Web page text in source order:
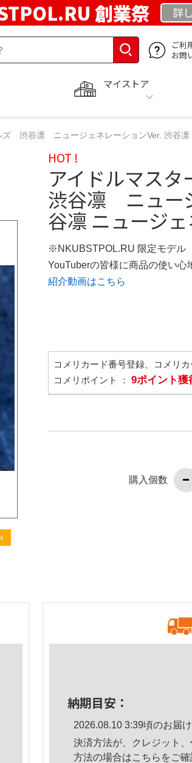
創業祭 詳
ご利
お問
マイストア
ズ 渋谷凛 ニュージェネレーションVer. 渋谷凛
HOT !
アイドルマス
渋谷凛 ニュー
谷凛 ニュージ
※NKUBSTPOL.RU 限定モデル
YouTuberの皆様に商品の使い心
紹介動画はこちら
コメリカード番号登録、コメリ
コメリポイント ： 9ポイント獲
購入個数
納期目安：
2026.08.10 3:39頃のお届け
決済方法が、クレジット
方法の場合はこちら をご確